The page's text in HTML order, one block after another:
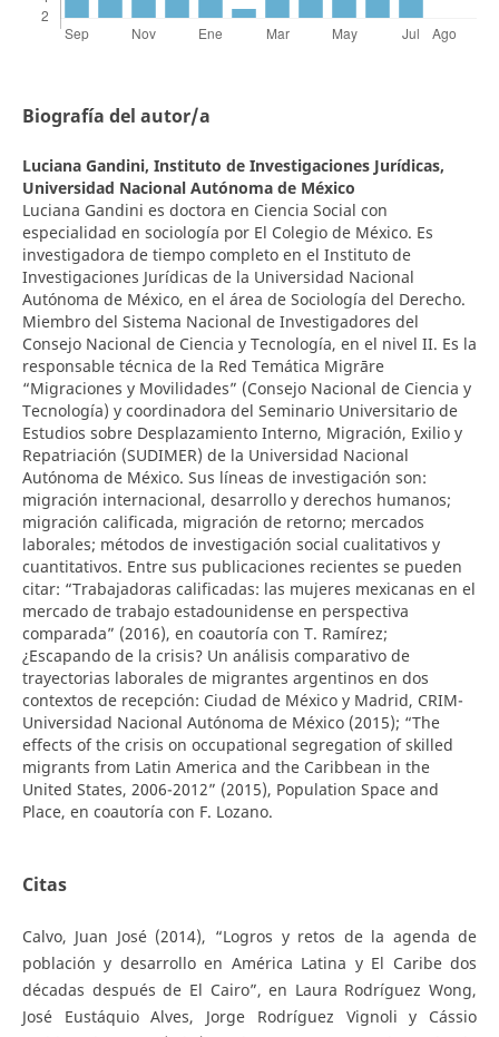
Biografía del autor/a
Luciana Gandini, Instituto de Investigaciones Jurídicas,
Universidad Nacional Autónoma de México
Luciana Gandini es doctora en Ciencia Social con
especialidad en sociología por El Colegio de México. Es
investigadora de tiempo completo en el Instituto de
Investigaciones Jurídicas de la Universidad Nacional
Autónoma de México, en el área de Sociología del Derecho.
Miembro del Sistema Nacional de Investigadores del
Consejo Nacional de Ciencia y Tecnología, en el nivel II. Es la
responsable técnica de la Red Temática Migrāre
“Migraciones y Movilidades” (Consejo Nacional de Ciencia y
Tecnología) y coordinadora del Seminario Universitario de
Estudios sobre Desplazamiento Interno, Migración, Exilio y
Repatriación (SUDIMER) de la Universidad Nacional
Autónoma de México. Sus líneas de investigación son:
migración internacional, desarrollo y derechos humanos;
migración calificada, migración de retorno; mercados
laborales; métodos de investigación social cualitativos y
cuantitativos. Entre sus publicaciones recientes se pueden
citar: “Trabajadoras calificadas: las mujeres mexicanas en el
mercado de trabajo estadounidense en perspectiva
comparada” (2016), en coautoría con T. Ramírez;
¿Escapando de la crisis? Un análisis comparativo de
trayectorias laborales de migrantes argentinos en dos
contextos de recepción: Ciudad de México y Madrid, CRIM-
Universidad Nacional Autónoma de México (2015); “The
effects of the crisis on occupational segregation of skilled
migrants from Latin America and the Caribbean in the
United States, 2006-2012” (2015), Population Space and
Place, en coautoría con F. Lozano.
Citas
Calvo, Juan José (2014), “Logros y retos de la agenda de
población y desarrollo en América Latina y El Caribe dos
décadas después de El Cairo”, en Laura Rodríguez Wong,
José Eustáquio Alves, Jorge Rodríguez Vignoli y Cássio